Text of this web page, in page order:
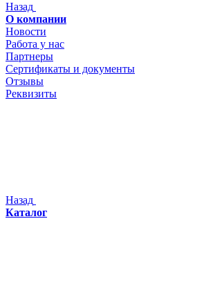
Назад
О компании
Новости
Работа у нас
Партнеры
Сертификаты и документы
Отзывы
Реквизиты
Назад
Каталог